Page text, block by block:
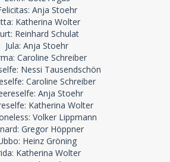
Anja Stoehr
Katherina Wolter
Reinhard Schulat
Jula: Anja Stoehr
Caroline Schreiber
Nessi Tausendschön
Caroline Schreiber
Anja Stoehr
Katherina Wolter
Volker Lippmann
Gregor Höppner
Heinz Gröning
Katherina Wolter